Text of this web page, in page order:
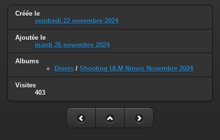
Créée le
vendredi 22 novembre 2024
Ajoutée le
mardi 26 novembre 2024
Albums
Divers / Shooting ULM Nimes Novembre 2024
Visites
403